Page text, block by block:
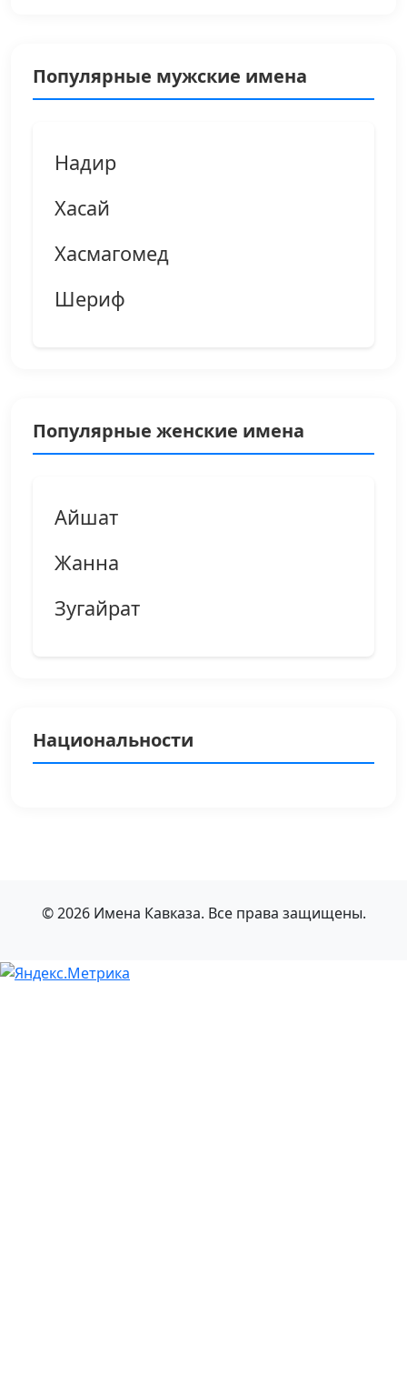
Популярные мужские имена
Надир
Хасай
Хасмагомед
Шериф
Популярные женские имена
Айшат
Жанна
Зугайрат
Национальности
© 2026 Имена Кавказа. Все права защищены.